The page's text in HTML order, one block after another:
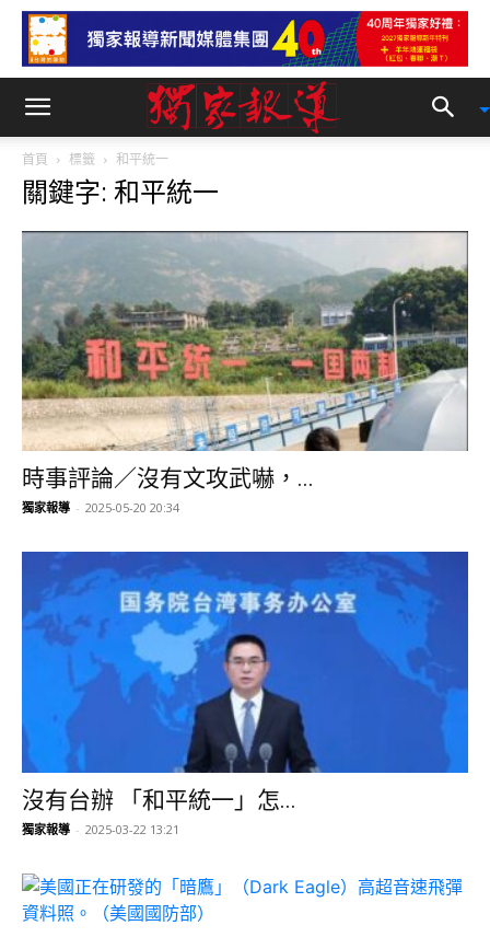
首頁 標籤 和平統一
關鍵字: 和平統一
時事評論／沒有文攻武嚇，...
獨家報導 - 2025-05-20 20:34
沒有台辦 「和平統一」怎...
獨家報導 - 2025-03-22 13:21